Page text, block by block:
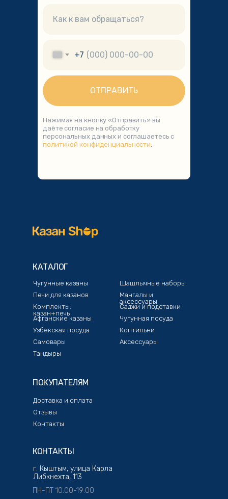
+7
ОТПРАВИТЬ
Нажимая на кнопку «Отправить» вы
даёте согласие на обработку
персональных данных и соглашаетесь с
политикой конфиденциальности
КАТАЛОГ
ПОКУПАТЕЛЯМ
ПН-ПТ 10:00-19:00
Чугунные казаны
Печи для казанов
Комплекты:
казан+печь
Афганские казаны
Узбекская посуда
Шашлычные наборы
Мангалы и
аксессуары
Доставка и оплата
Отзывы
Контакты
Саджи и подставки
Аксессуары
Самовары
Коптильни
Чугунная посуда
Тандыры
КОНТАКТЫ
г. Кыштым, улица Карла
Либкнехта, 113